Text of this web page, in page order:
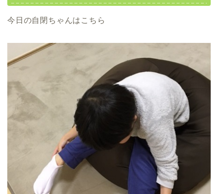
今日の自閉ちゃんはこちら